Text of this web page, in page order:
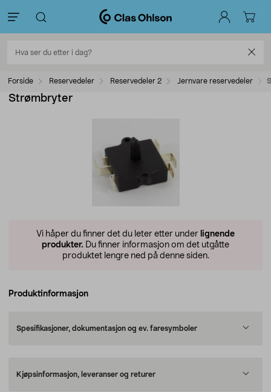
Forside Reservedeler Reservedeler 2 Jernvare reservedeler
Strømbryter
Vi håper du finner det du leter etter under lignende
produkter. Du finner informasjon om det utgåtte
produktet lengre ned på denne siden.
Produktinformasjon
Spesifikasjoner, dokumentasjon og ev. faresymboler
Kjøpsinformasjon, leveranser og returer